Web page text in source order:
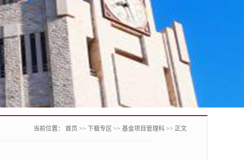
当前位置： 首页 >> 下载专区 >> 基金项目管理科 >> 正文